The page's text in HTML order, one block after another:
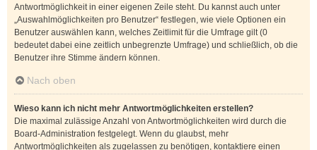
Antwortmöglichkeit in einer eigenen Zeile steht. Du kannst auch unter
„Auswahlmöglichkeiten pro Benutzer“ festlegen, wie viele Optionen ein
Benutzer auswählen kann, welches Zeitlimit für die Umfrage gilt (0
bedeutet dabei eine zeitlich unbegrenzte Umfrage) und schließlich, ob die
Benutzer ihre Stimme ändern können.
Nach oben
Wieso kann ich nicht mehr Antwortmöglichkeiten erstellen?
Die maximal zulässige Anzahl von Antwortmöglichkeiten wird durch die
Board-Administration festgelegt. Wenn du glaubst, mehr
Antwortmöglichkeiten als zugelassen zu benötigen, kontaktiere einen